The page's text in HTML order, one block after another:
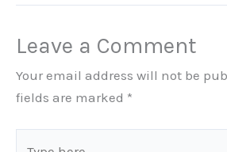
Leave a Comment
Your email address will not be
fields are marked *